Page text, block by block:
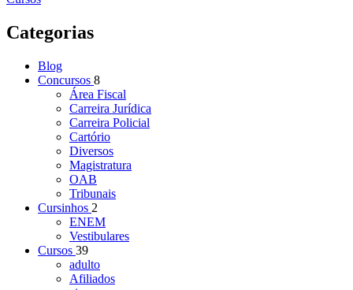
Categorias
Blog
Concursos 8
Área Fiscal
Carreira Jurídica
Carreira Policial
Cartório
Diversos
Magistratura
OAB
Tribunais
Cursinhos 2
ENEM
Vestibulares
Cursos 39
adulto
Afiliados